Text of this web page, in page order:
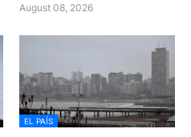
August 08, 2026
EL PAÍS